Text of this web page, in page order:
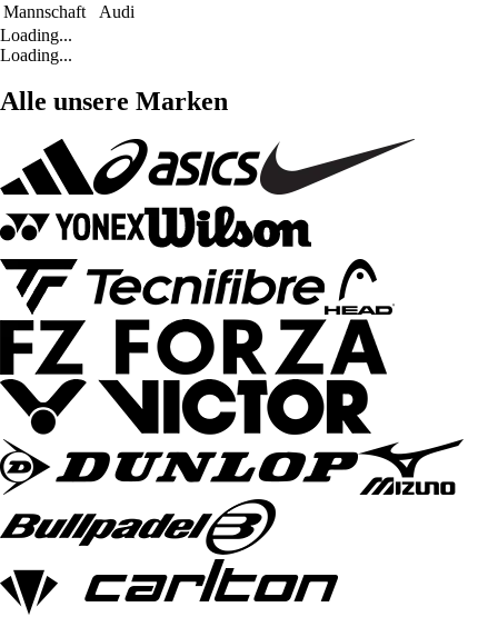
Mannschaft
Audi
Loading...
Loading...
Alle unsere Marken